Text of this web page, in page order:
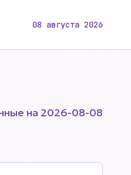
08 августа 2026
на 2026-08-08